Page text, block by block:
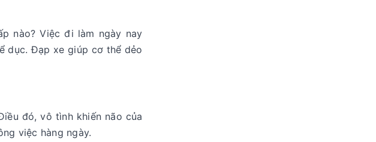
nào? Việc đi làm ngày nay
dục. Đạp xe giúp cơ thể dẻo
đó, vô tình khiến não của
việc hàng ngày.